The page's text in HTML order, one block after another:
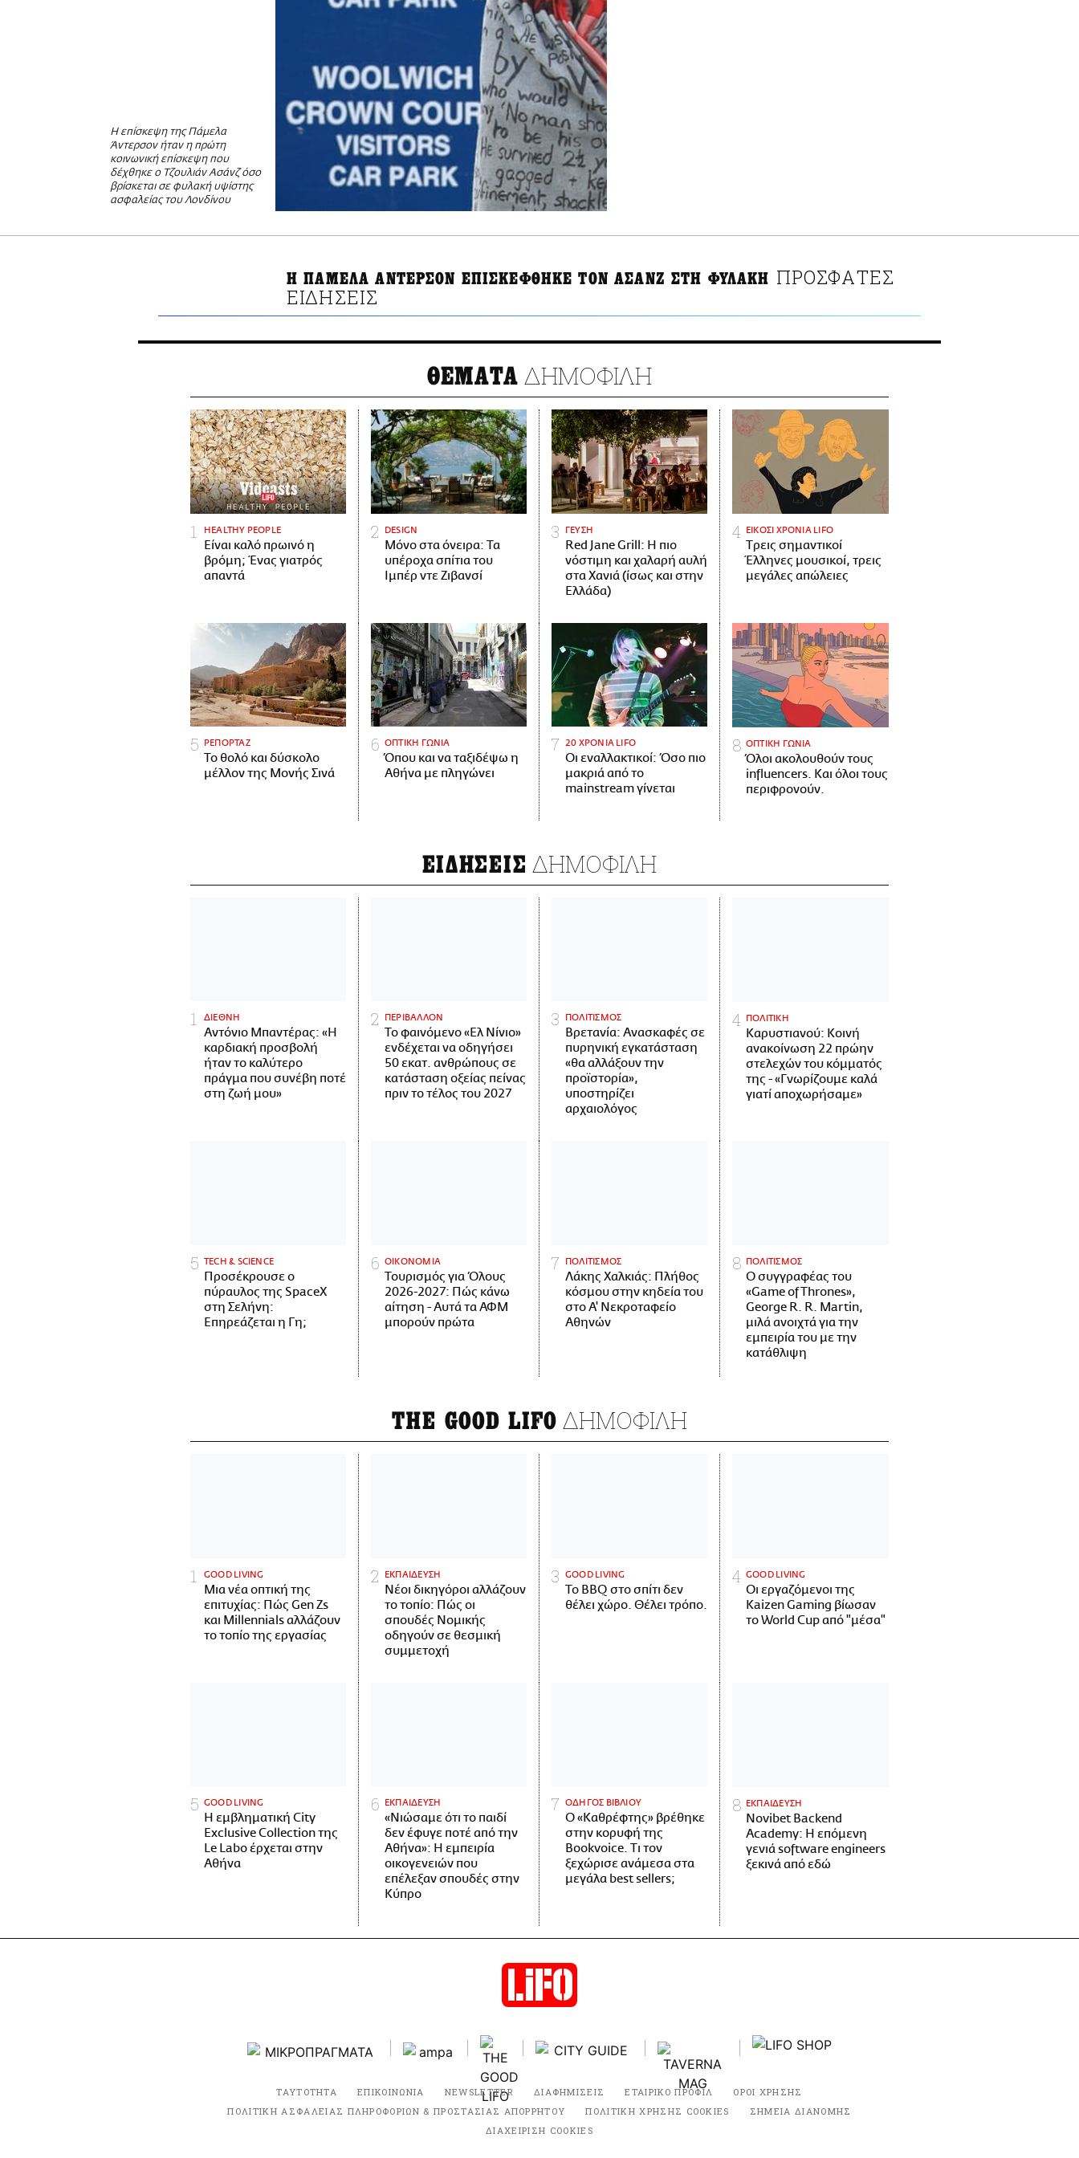
Η επίσκεψη της Πάμελα
Άντερσον ήταν η πρώτη
κοινωνική επίσκεψη που
δέχθηκε ο Τζουλιάν Ασάνζ όσο
βρίσκεται σε φυλακή υψίστης
ασφαλείας του Λονδίνου
Η ΠΑΜΕΛΑ ΑΝΤΕΡΣΟΝ ΕΠΙΣΚΕΦΘΗΚΕ ΤΟΝ ΑΣΑΝΖ ΣΤΗ ΦΥΛΑΚΗ ΠΡΟΣΦΑΤΕΣ
ΕΙΔΗΣΕΙΣ
ΘΕΜΑΤΑ ΔΗΜΟΦΙΛΗ
HEALTHY PEOPLE
Είναι καλό πρωινό η
βρόμη; Ένας γιατρός
απαντά
DESIGN
Μόνο στα όνειρα: Τα
υπέροχα σπίτια του
Ιμπέρ ντε Ζιβανσί
ΓΕΥΣΗ
Red Jane Grill: Η πιο
νόστιμη και χαλαρή αυλή
στα Χανιά (ίσως και στην
Ελλάδα)
ΕΙΚΟΣΙ ΧΡΟΝΙΑ LIFO
Tρεις σημαντικοί
Έλληνες μουσικοί, τρεις
μεγάλες απώλειες
ΡΕΠΟΡΤΑΖ
Το θολό και δύσκολο
μέλλον της Μονής Σινά
ΟΠΤΙΚΗ ΓΩΝΙΑ
Όπου και να ταξιδέψω η
Αθήνα με πληγώνει
20 ΧΡΟΝΙΑ LIFO
Οι εναλλακτικοί: Όσο πιο
μακριά από το
mainstream γίνεται
ΟΠΤΙΚΗ ΓΩΝΙΑ
Όλοι ακολουθούν τους
influencers. Και όλοι τους
περιφρονούν.
ΕΙΔΗΣΕΙΣ ΔΗΜΟΦΙΛΗ
ΔΙΕΘΝΗ
Αντόνιο Μπαντέρας: «Η
καρδιακή προσβολή
ήταν το καλύτερο
πράγμα που συνέβη ποτέ
στη ζωή μου»
ΠΕΡΙΒΑΛΛΟΝ
Το φαινόμενο «Ελ Νίνιο»
ενδέχεται να οδηγήσει
50 εκατ. ανθρώπους σε
κατάσταση οξείας πείνας
πριν το τέλος του 2027
ΠΟΛΙΤΙΣΜΟΣ
Βρετανία: Ανασκαφές σε
πυρηνική εγκατάσταση
«θα αλλάξουν την
προϊστορία»,
υποστηρίζει
αρχαιολόγος
ΠΟΛΙΤΙΚΗ
Καρυστιανού: Κοινή
ανακοίνωση 22 πρώην
στελεχών του κόμματός
της - «Γνωρίζουμε καλά
γιατί αποχωρήσαμε»
ΤECH & SCIENCE
Προσέκρουσε ο
πύραυλος της SpaceX
στη Σελήνη:
Επηρεάζεται η Γη;
ΟΙΚΟΝΟΜΙΑ
Τουρισμός για Όλους
2026-2027: Πώς κάνω
αίτηση - Αυτά τα ΑΦΜ
μπορούν πρώτα
ΠΟΛΙΤΙΣΜΟΣ
Λάκης Χαλκιάς: Πλήθος
κόσμου στην κηδεία του
στο Α' Νεκροταφείο
Αθηνών
ΠΟΛΙΤΙΣΜΟΣ
Ο συγγραφέας του
«Game of Thrones»,
George R. R. Martin,
μιλά ανοιχτά για την
εμπειρία του με την
κατάθλιψη
THE GOOD LIFO ΔΗΜΟΦΙΛΗ
GOOD LIVING
Μια νέα οπτική της
επιτυχίας: Πώς Gen Zs
και Millennials αλλάζουν
το τοπίο της εργασίας
ΕΚΠΑΙΔΕΥΣΗ
Νέοι δικηγόροι αλλάζουν
το τοπίο: Πώς οι
σπουδές Νομικής
οδηγούν σε θεσμική
συμμετοχή
GOOD LIVING
Το BBQ στο σπίτι δεν
θέλει χώρο. Θέλει τρόπο.
GOOD LIVING
Οι εργαζόμενοι της
Kaizen Gaming βίωσαν
το World Cup από "μέσα"
GOOD LIVING
Η εμβληματική City
Exclusive Collection της
Le Labo έρχεται στην
Αθήνα
ΕΚΠΑΙΔΕΥΣΗ
«Νιώσαμε ότι το παιδί
δεν έφυγε ποτέ από την
Αθήνα»: Η εμπειρία
οικογενειών που
επέλεξαν σπουδές στην
Κύπρο
ΟΔΗΓΟΣ ΒΙΒΛΙΟΥ
Ο «Καθρέφτης» βρέθηκε
στην κορυφή της
Bookvoice. Τι τον
ξεχώρισε ανάμεσα στα
μεγάλα best sellers;
ΕΚΠΑΙΔΕΥΣΗ
Novibet Backend
Academy: Η επόμενη
γενιά software engineers
ξεκινά από εδώ
ΤΑΥΤΟΤΗΤΑ ΕΠΙΚΟΙΝΩΝΙΑ NEWSLETTER ΔΙΑΦΗΜΙΣΕΙΣ ΕΤΑΙΡΙΚΟ ΠΡΟΦΙΛ
ΟΡΟΙ ΧΡΗΣΗΣ
ΠΟΛΙΤΙΚΗ ΑΣΦΑΛΕΙΑΣ ΠΛΗΡΟΦΟΡΙΩΝ & ΠΡΟΣΤΑΣΙΑΣ ΑΠΟΡΡΗΤΟΥ
ΠΟΛΙΤΙΚΗ ΧΡΗΣΗΣ COOKIES
ΣΗΜΕΙΑ ΔΙΑΝΟΜΗΣ
ΔΙΑΧΕΙΡΙΣΗ COOKIES